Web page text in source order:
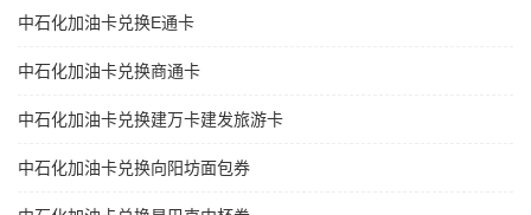
中石化加油卡兑换E通卡
中石化加油卡兑换商通卡
中石化加油卡兑换建万卡建发旅游卡
中石化加油卡兑换向阳坊面包券